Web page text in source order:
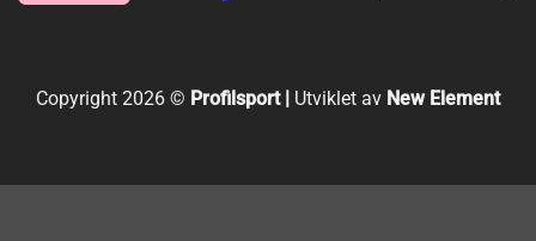
Copyright 2026 © Profilsport | Utviklet av New Element